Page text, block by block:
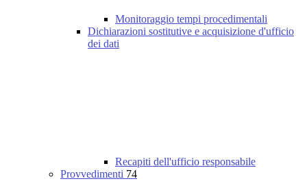
Monitoraggio tempi procedimentali
Dichiarazioni sostitutive e acquisizione d'ufficio
dei dati
Recapiti dell'ufficio responsabile
Provvedimenti 74